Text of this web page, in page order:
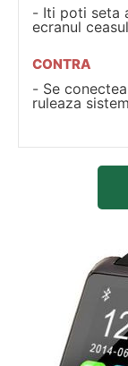
Iti poti seta
ecranul
CONTRA
Se
ruleaza